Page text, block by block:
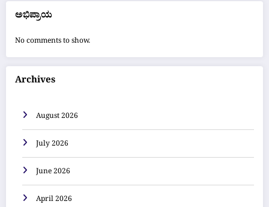
ಅಭಿಪ್ರಾಯ
No comments to show.
Archives
August 2026
July 2026
June 2026
April 2026